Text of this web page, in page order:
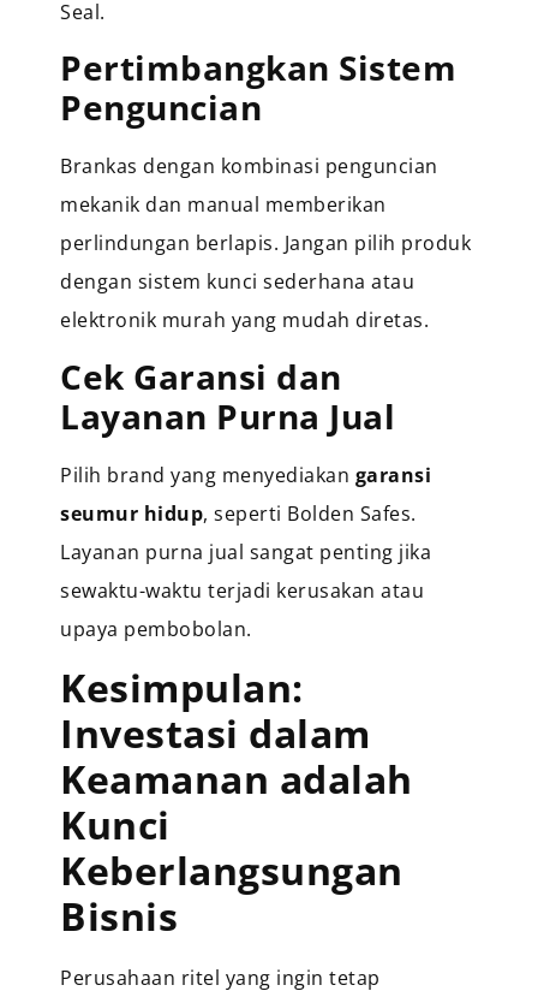
Seal.
Pertimbangkan Sistem
Penguncian
Brankas dengan kombinasi penguncian
mekanik dan manual memberikan
perlindungan berlapis. Jangan pilih produk
dengan sistem kunci sederhana atau
elektronik murah yang mudah diretas.
Cek Garansi dan
Layanan Purna Jual
Pilih brand yang menyediakan garansi
seumur hidup, seperti Bolden Safes.
Layanan purna jual sangat penting jika
sewaktu-waktu terjadi kerusakan atau
upaya pembobolan.
Kesimpulan:
Investasi dalam
Keamanan adalah
Kunci
Keberlangsungan
Bisnis
Perusahaan ritel yang ingin tetap